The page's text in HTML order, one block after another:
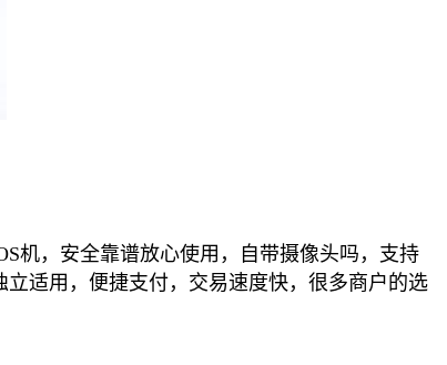
，安全靠谱放心使用，自带摄像头吗，支持
适用，便捷支付，交易速度快，很多商户的选